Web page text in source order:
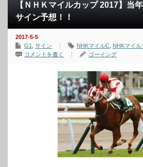
【ＮＨＫマイルカップ 2017】当
サイン予想！！
2017-5-5
G1
サイン NHKマイルC NHKマイル
コメントを書く
ゴーイング